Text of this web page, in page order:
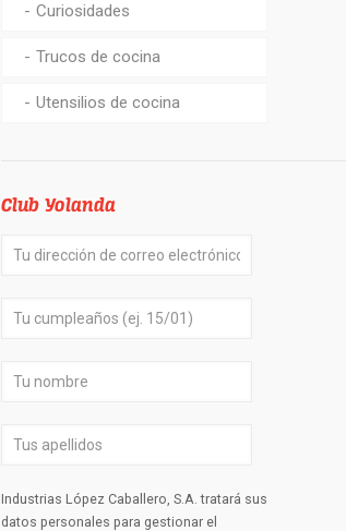
Curiosidades
Trucos de cocina
Utensilios de cocina
Club Yolanda
Industrias López Caballero, S.A. tratará sus
datos personales para gestionar el